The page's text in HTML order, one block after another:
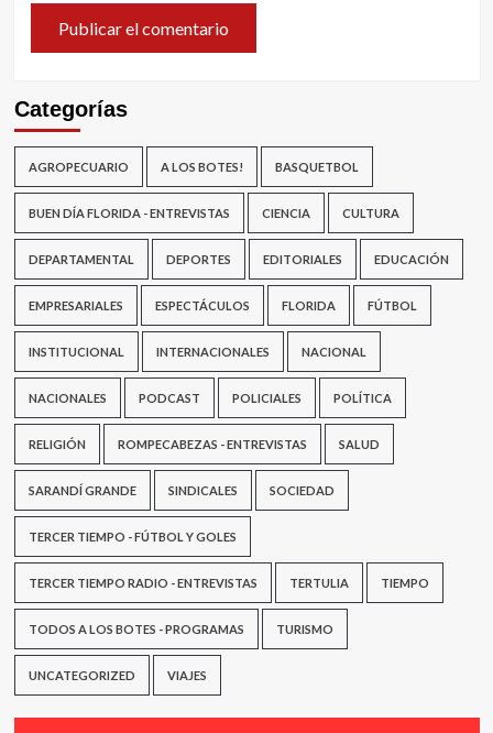
Categorías
AGROPECUARIO A LOS BOTES! BASQUETBOL
BUEN DÍA FLORIDA - ENTREVISTAS CIENCIA CULTURA
DEPARTAMENTAL DEPORTES EDITORIALES EDUCACIÓN
EMPRESARIALES ESPECTÁCULOS FLORIDA FÚTBOL
INSTITUCIONAL INTERNACIONALES NACIONAL
NACIONALES PODCAST POLICIALES POLÍTICA
RELIGIÓN ROMPECABEZAS - ENTREVISTAS SALUD
SARANDÍ GRANDE SINDICALES SOCIEDAD
TERCER TIEMPO - FÚTBOL Y GOLES
TERCER TIEMPO RADIO - ENTREVISTAS TERTULIA TIEMPO
TODOS A LOS BOTES - PROGRAMAS TURISMO
UNCATEGORIZED VIAJES